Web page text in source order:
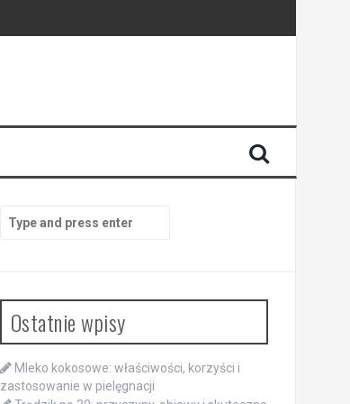
for:
Ostatnie wpisy
Mleko kokosowe: właściwości, korzyści i
zastosowanie w pielęgnacji